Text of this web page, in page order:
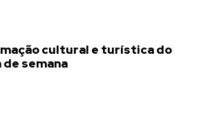
cultural e turística do
semana